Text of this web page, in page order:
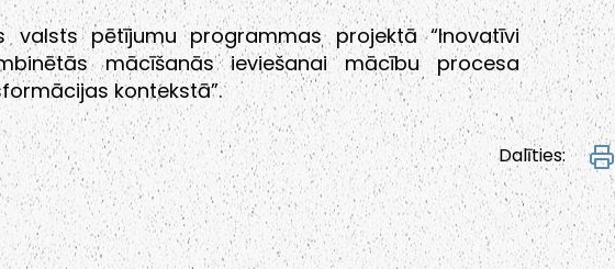
valsts pētījumu programmas projektā “Inovatīvi
mācīšanās ieviešanai mācību procesa
kontekstā”.
Dalīties: